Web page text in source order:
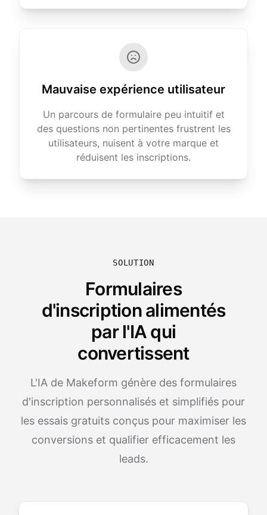
Mauvaise expérience utilisateur
Un parcours de formulaire peu intuitif et
des questions non pertinentes frustrent les
utilisateurs, nuisent à votre marque et
réduisent les inscriptions.
SOLUTION
Formulaires
d'inscription alimentés
par l'IA qui
convertissent
L'IA de Makeform génère des formulaires
d'inscription personnalisés et simplifiés pour
les essais gratuits conçus pour maximiser les
conversions et qualifier efficacement les
leads.